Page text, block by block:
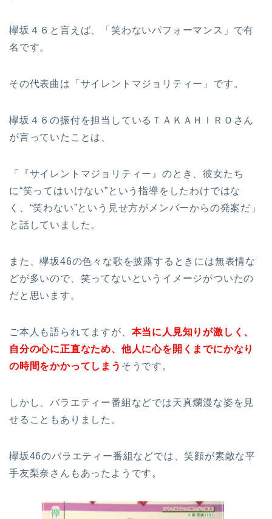
欅坂４６と言えば、「笑わないパフォーマンス」で有
名です。
その代表曲は「サイレントマジョリティー」です。
欅坂４６の振付を担当しているＴＡＫＡＨＩＲＯさん
が言っていたことは、
「『サイレントマジョリティー』のとき、彼女たち
に“笑ってはいけない”という指導をしたわけではな
く、“笑わない”という見せ方がメンバーからの発案だ」
と話していました。
また、欅坂46の色々な歌を披露するときには無表情な
どが多いので、笑ってないというイメージがついたの
だと思います。
ご本人も語られてますが、 本当に人見知りが激しく、
自分の心に正直なため、他人に心を開くまでにかなり
の時間をかかってしまう そうです。
しかし、バラエティー番組などでは天真爛漫な姿を見
せることもありました。
欅坂46のバラエティー番組などでは、笑顔が素敵な平
手友梨奈さんもあったようです。